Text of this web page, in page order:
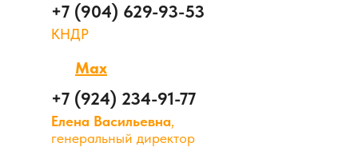
+7 (904) 629-93-53
КНДР
+7 (924) 234-91-77
Елена Васильевна,
генеральный директор
Max